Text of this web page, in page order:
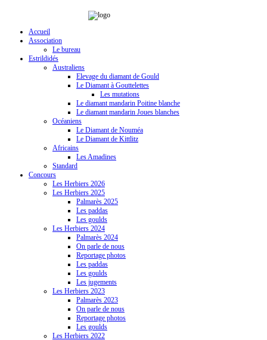
Accueil
Association
Le bureau
Estrildidés
Australiens
Elevage du diamant de Gould
Le Diamant à Gouttelettes
Les mutations
Le diamant mandarin Poitine blanche
Le diamant mandarin Joues blanches
Océaniens
Le Diamant de Nouméa
Le Diamant de Kittlitz
Africains
Les Amadines
Standard
Concours
Les Herbiers 2026
Les Herbiers 2025
Palmarès 2025
Les paddas
Les goulds
Les Herbiers 2024
Palmarès 2024
On parle de nous
Reportage photos
Les paddas
Les goulds
Les jugements
Les Herbiers 2023
Palmarès 2023
On parle de nous
Reportage photos
Les goulds
Les Herbiers 2022